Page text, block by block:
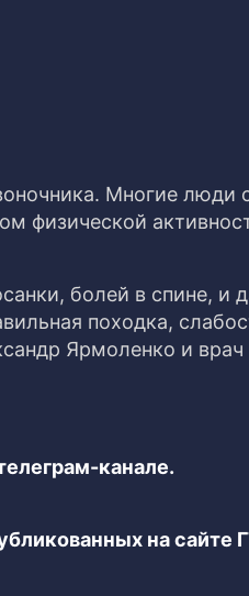
Многие люди
физической
болей в спине, и
походка,
Ярмоленко и
канале.
на